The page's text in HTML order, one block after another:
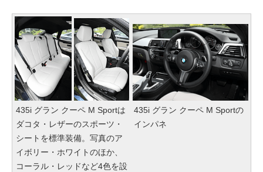
435i グラン クーペ M Sportは
ダコタ・レザーのスポーツ・
シートを標準装備。写真のア
イボリー・ホワイトのほか、
コーラル・レッドなど4色を設
435i グラン クーペ M Sportの
インパネ